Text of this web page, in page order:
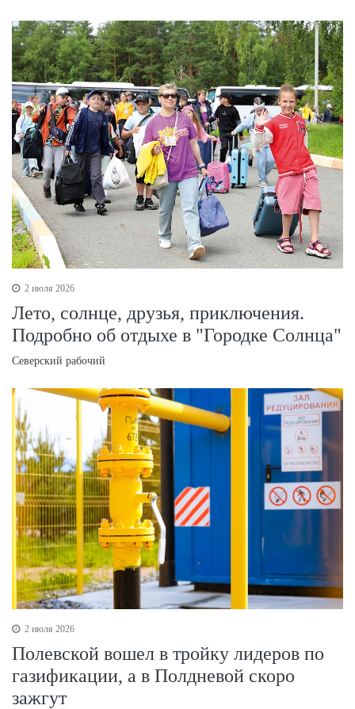
2 июля 2026
Лето, солнце, друзья, приключения.
Подробно об отдыхе в "Городке Солнца"
Северский рабочий
2 июля 2026
Полевской вошел в тройку лидеров по
газификации, а в Полдневой скоро
зажгут